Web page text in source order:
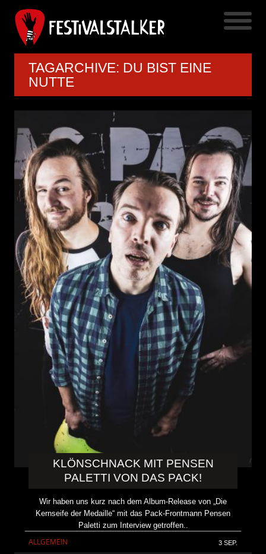
TAGARCHIVE: DU BIST EINE
NUTTE
KLÖNSCHNACK MIT PENSEN
PALETTI VON DAS PACK!
Wir haben uns kurz nach dem Album-Release von „Die
Kernseife der Medaille“ mit das Pack-Frontmann Pensen
Paletti zum Interview getroffen..
ALLGEMEIN 3 SEP.